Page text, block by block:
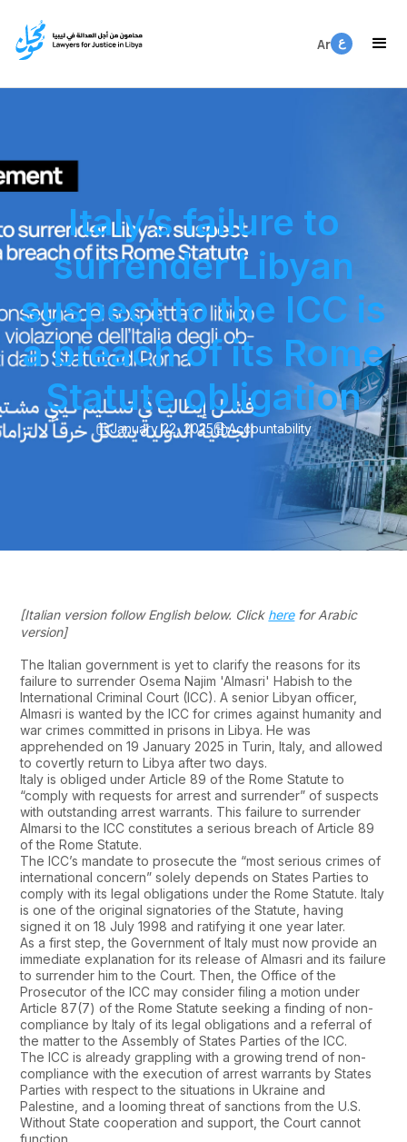
ع Ar
Italy’s failure to
surrender Libyan
suspect to the ICC is
a breach of its Rome
Statute obligation
January 22, 2025 Accountability
[Italian version follow English below. Click herefor Arabic
version]
The Italian government is yet to clarify the reasons for its
failure to surrender Osema Najim 'Almasri' Habish to the
International Criminal Court (ICC). A senior Libyan officer,
Almasri is wanted by the ICC for crimes against humanity and
war crimes committed in prisons in Libya. He was
apprehended on 19 January 2025 in Turin, Italy, and allowed
to covertly return to Libya after two days.
Italy is obliged under Article 89 of the Rome Statute to
“comply with requests for arrest and surrender” of suspects
with outstanding arrest warrants. This failure to surrender
Almarsi to the ICC constitutes a serious breach of Article 89
of the Rome Statute.
The ICC’s mandate to prosecute the “most serious crimes of
international concern” solely depends on States Parties to
comply with its legal obligations under the Rome Statute. Italy
is one of the original signatories of the Statute, having
signed it on 18 July 1998 and ratifying it one year later.
As a first step, the Government of Italy must now provide an
immediate explanation for its release of Almasri and its failure
to surrender him to the Court. Then, the Office of the
Prosecutor of the ICC may consider filing a motion under
Article 87(7) of the Rome Statute seeking a finding of non-
compliance by Italy of its legal obligations and a referral of
the matter to the Assembly of States Parties of the ICC.
The ICC is already grappling with a growing trend of non-
compliance with the execution of arrest warrants by States
Parties with respect to the situations in Ukraine and
Palestine, and a looming threat of sanctions from the U.S.
Without State cooperation and support, the Court cannot
function.